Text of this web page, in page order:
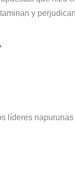
y
líderes